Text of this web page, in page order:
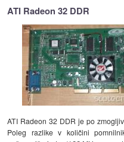
ATI Radeon 32 DDR
ATI Radeon 32 DDR je po
Poleg razlike v količini